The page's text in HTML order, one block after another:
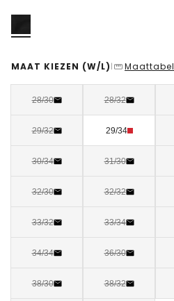
MAAT KIEZEN (W/L) | Maattabel
28/30 28/32
29/32 29/34
30/34 31/30
32/30 32/32
33/32 33/34
34/34 36/30
38/30 38/32